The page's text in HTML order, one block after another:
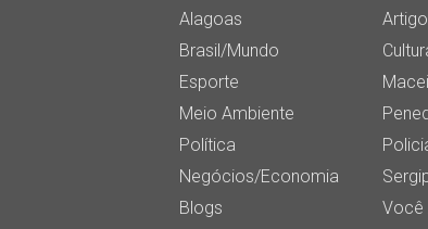
Alagoas
Brasil/Mundo
Esporte
Meio Ambiente
Política
Negócios/Economia
Blogs
Você